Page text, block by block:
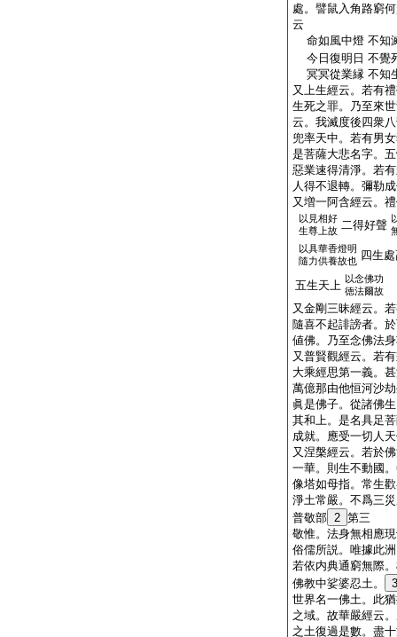
處。譬鼠入角路窮
云
命如風中燈 不知
今日復明日 不覺
冥冥從業縁 不知
又上生經云。若有
生死之罪。乃至來
云。我滅度後四衆
兜率天中。若有男
是菩薩大悲名字。
惡業速得清淨。若
人得不退轉。彌勒
又増一阿含經云。
以見相好
生尊上故 二得好聲
以具華香燈明
隨力供養故也 四生
五生天上 以念佛功
徳法爾故
又金剛三昧經云。
隨喜不起誹謗者。
値佛。乃至念佛法
又普賢觀經云。若
大乘經思第一義。
萬億那由他恒河沙
眞是佛子。從諸佛
其和上。是名具足
成就。應受一切人
又涅槃經云。若於
一華。則生不動國
像塔如母指。常生
淨土常嚴。不爲三
普敬部 2 第三
敬惟。法身無相應
俗儒所説。唯據此
若依内典通窮無際
佛教中娑婆忍土。
3
世界名一佛土。此
之域。故華嚴經云
之土復過是數。盡